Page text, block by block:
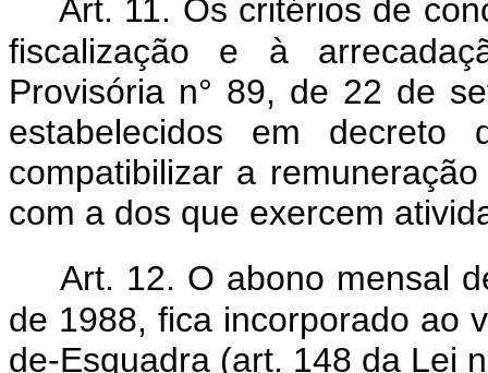
Art. 11. Os critérios de
fiscalização e à
Provisória n° 89, de 22 de
estabelecidos em
compatibilizar a
com a dos que exercem
Art. 12. O abono mensal
de 1988, fica incorporado ao
de-Esquadra (art. 148 da Lei